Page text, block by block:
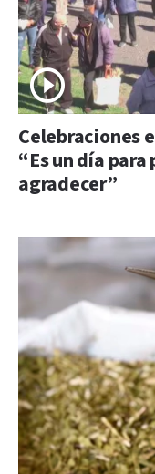
Celebraciones
“Es un día
agradecer”